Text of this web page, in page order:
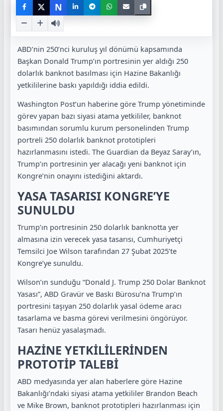
N
ABD’nin 250’nci kuruluş yıl dönümü kapsamında
Başkan Donald Trump’ın portresinin yer aldığı 250
dolarlık banknot basılması için Hazine Bakanlığı
yetkililerine baskı yapıldığı iddia edildi.
Washington Post’un haberine göre Trump yönetiminde
görev yapan bazı siyasi atama yetkililer, banknot
basımından sorumlu kurum personelinden Trump
portreli 250 dolarlık banknot prototipleri
hazırlanmasını istedi. The Guardian da Beyaz Saray’ın,
Trump’ın portresinin yer alacağı yeni banknot için
Kongre’nin onayını istediğini aktardı.
YASA TASARISI KONGRE’YE
SUNULDU
Trump’ın portresinin 250 dolarlık banknotta yer
almasına izin verecek yasa tasarısı, Cumhuriyetçi
Temsilci Joe Wilson tarafından 27 Şubat 2025’te
Kongre’ye sunuldu.
Wilson’ın sunduğu “Donald J. Trump 250 Dolar Banknot
Yasası”, ABD Gravür ve Baskı Bürosu’na Trump’ın
portresini taşıyan 250 dolarlık yasal ödeme aracı
tasarlama ve basma görevi verilmesini öngörüyor.
Tasarı henüz yasalaşmadı.
HAZİNE YETKİLİLERİNDEN
PROTOTİP TALEBİ
ABD medyasında yer alan haberlere göre Hazine
Bakanlığı’ndaki siyasi atama yetkililer Brandon Beach
ve Mike Brown, banknot prototipleri hazırlanması için